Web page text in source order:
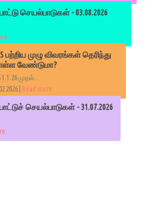
செயல்பாடுகள் - 03.08.2026
பற்றிய முழு விவரங்கள் தெரிந்து
வேண்டுமா?
1.1.26 முதல்...
2026 |
Read more
செயல்பாடுகள் - 31.07.2026